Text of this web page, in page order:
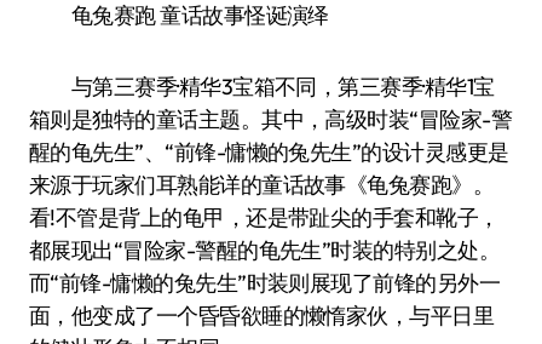
龟兔赛跑 童话故事怪诞演绎
与第三赛季·精华3宝箱不同，第三赛季·精华1宝
箱则是独特的童话主题。其中，高级时装“冒险家-警
醒的龟先生”、“前锋-慵懒的兔先生”的设计灵感更是
来源于玩家们耳熟能详的童话故事《龟兔赛跑》。
看!不管是背上的龟甲，还是带趾尖的手套和靴子，
都展现出“冒险家-警醒的龟先生”时装的特别之处。
而“前锋-慵懒的兔先生”时装则展现了前锋的另外一
面，他变成了一个昏昏欲睡的懒惰家伙，与平日里